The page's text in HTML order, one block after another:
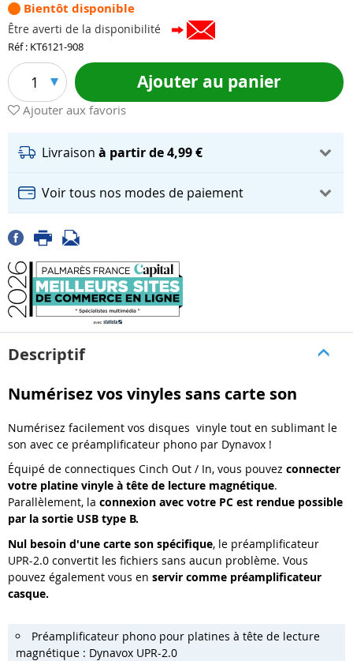
Bientôt disponible
Être averti de la disponibilité
Réf : KT6121-908
1 Ajouter au panier
Ajouter aux favoris
Livraison à partir de 4,99 €
Voir tous nos modes de paiement
Descriptif
Numérisez vos vinyles sans carte son
Numérisez facilement vos disques vinyle tout en sublimant le
son avec ce préamplificateur phono par Dynavox !
Équipé de connectiques Cinch Out / In, vous pouvez connecter
votre platine vinyle à tête de lecture magnétique.
Parallèlement, la connexion avec votre PC est rendue possible
par la sortie USB type B.
Nul besoin d'une carte son spécifique, le préamplificateur
UPR-2.0 convertit les fichiers sans aucun problème. Vous
pouvez également vous en servir comme préamplificateur
casque.
Préamplificateur phono pour platines à tête de lecture
magnétique : Dynavox UPR-2.0